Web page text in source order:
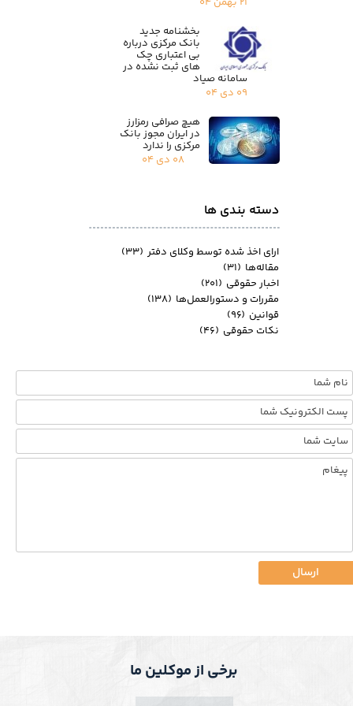
ارسال
دسته بندی ها
بخشنامه جدید
بانک مرکزی درباره
بی اعتباری چک
های ثبت نشده در
سامانه صیاد
۰۹ دی ۰۴
هیچ صرافی رمزارز
در ایران مجوز بانک
مرکزی را ندارد
۰۸ دی ۰۴
ارای اخذ شده توسط وکلای دفتر (۳۳)
مقاله‌ها (۳۱)
اخبار حقوقی (۲۰۱)
مقررات و دستورالعمل‌ها (۱۳۸)
قوانین (۹۶)
نکات حقوقی (۴۶)
برخی از موکلین ما